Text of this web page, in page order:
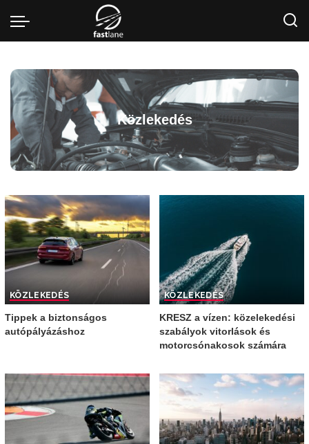
Közlekedés
KÖZLEKEDÉS
Tippek a biztonságos
autópályázáshoz
KÖZLEKEDÉS
KRESZ a vízen: közelekedési
szabályok vitorlások és
motorcsónakosok számára